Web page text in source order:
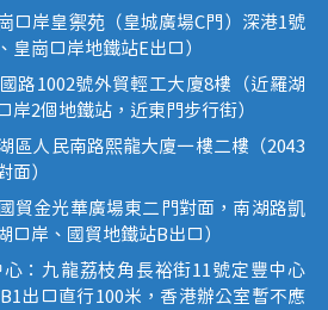
口岸皇禦苑（皇城廣場C門）深港1號
皇崗口岸地鐵站E出口）
路1002號外貿輕工大廈8樓（近羅湖
岸2個地鐵站，近東門步行街）
區人民南路熙龍大廈一樓二樓（2043
面）
貿金光華廣場東二門對面，南湖路凱
口岸、國貿地鐵站B出口）
：九龍荔枝角長裕街11號定豐中心
出口直行100米，香港辦公室暫不應